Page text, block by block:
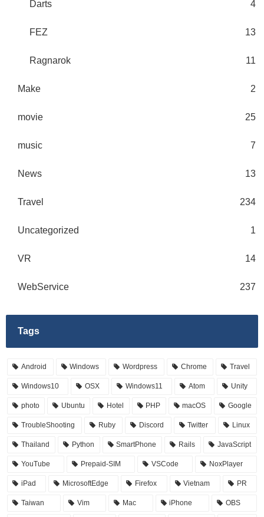
Darts 4
FEZ 13
Ragnarok 11
Make 2
movie 25
music 7
News 13
Travel 234
Uncategorized 1
VR 14
WebService 237
Tags
Android Windows Wordpress Chrome Travel
Windows10 OSX Windows11 Atom Unity
photo Ubuntu Hotel PHP macOS Google
TroubleShooting Ruby Discord Twitter Linux
Thailand Python SmartPhone Rails JavaScript
YouTube Prepaid-SIM VSCode NoxPlayer
iPad MicrosoftEdge Firefox Vietnam PR
Taiwan Vim Mac iPhone OBS